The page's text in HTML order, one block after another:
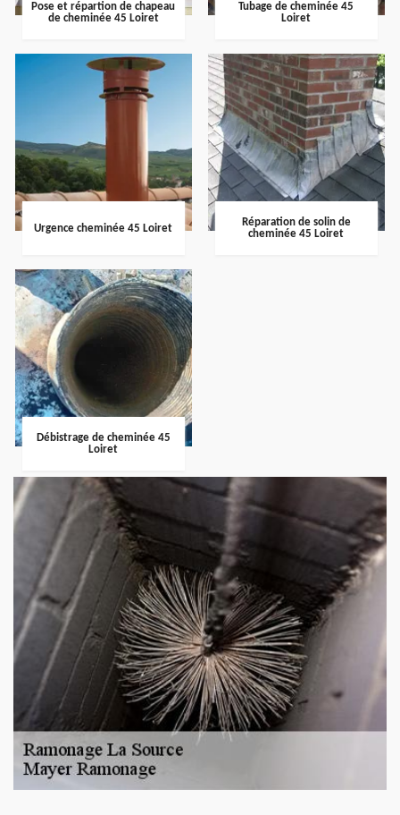
Pose et répartion de chapeau
de cheminée 45 Loiret
Tubage de cheminée 45
Loiret
Urgence cheminée 45 Loiret
Réparation de solin de
cheminée 45 Loiret
Débistrage de cheminée 45
Loiret